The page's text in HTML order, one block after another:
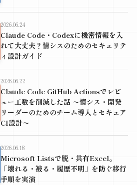
2026.06.24
Claude Code・Codexに機密情報を入
れて大丈夫？情シスのためのセキュリテ
ィ設計ガイド
2026.06.22
Claude Code GitHub Actionsでレビ
ュー工数を削減した話 〜情シス・開発
リーダーのためのチーム導入とセキュア
CI設計〜
2026.06.18
Microsoft Listsで脱・共有Excel。
「壊れる・被る・履歴不明」を防ぐ移行
手順を実演